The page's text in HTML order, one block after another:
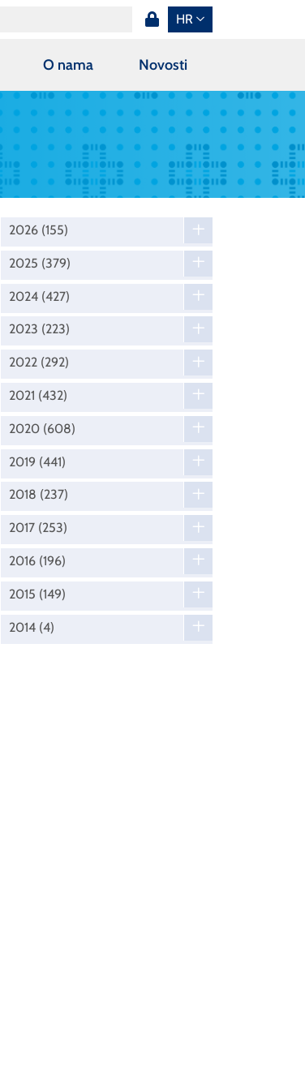
HR
O nama Novosti
2026 (155)
2025 (379)
2024 (427)
2023 (223)
2022 (292)
2021 (432)
2020 (608)
2019 (441)
2018 (237)
2017 (253)
2016 (196)
2015 (149)
2014 (4)